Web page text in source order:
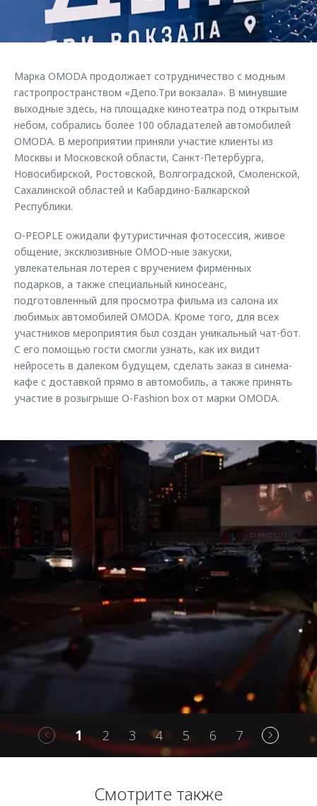
Страхование
Кредитный калькулятор
Одежда и сувениры
Оригинальные аксессуары
Запчасти
Трейд-ин
Калькулятор трейд-ин
Руководства по эксплуатации
Клиентская поддержка
Клуб владельцев OMODA
Приложение O&J
Аксессуары
Одежда и сувениры
Оригинальные аксессуары
Запчасти
Обратная связь
Марка OMODA продолжает сотрудничество с модным
гастропространством «Депо.Три вокзала». В минувшие
выходные здесь, на площадке кинотеатра под открытым
небом, собрались более 100 обладателей автомобилей
OMODA. В мероприятии приняли участие клиенты из
Москвы и Московской области, Санкт-Петербурга,
Новосибирской, Ростовской, Волгоградской, Смоленской,
Сахалинской областей и Кабардино-Балкарской
Республики.
O-PEOPLE ожидали футуристичная фотосессия, живое
общение, эксклюзивные OMOD-ные закуски,
увлекательная лотерея с вручением фирменных
подарков, а также специальный киносеанс,
подготовленный для просмотра фильма из салона их
любимых автомобилей OMODA. Кроме того, для всех
участников мероприятия был создан уникальный чат-бот.
С его помощью гости смогли узнать, как их видит
нейросеть в далеком будущем, сделать заказ в синема-
кафе с доставкой прямо в автомобиль, а также принять
участие в розыгрыше O-Fashion box от марки OMODA.
1 2 3 4 5 6 7
Смотрите также